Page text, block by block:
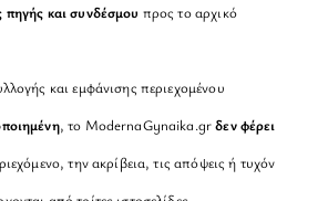
πηγής και συνδέσμου προς το αρχικό
και εμφάνισης περιεχομένου
, το ModernaGynaika.grδεν φέρει
την ακρίβεια, τις απόψεις ή τυχόν